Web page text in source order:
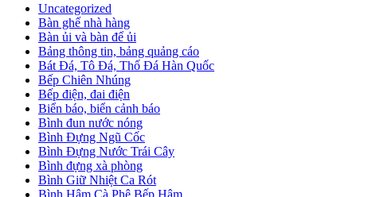
Uncategorized
Bàn ghế nhà hàng
Bàn ủi và bàn để ủi
Bảng thông tin, bảng quảng cáo
Bát Đá, Tô Đá, Thố Đá Hàn Quốc
Bếp Chiên Nhúng
Bếp điện, đai điện
Biển báo, biển cảnh báo
Bình đun nước nóng
Bình Đựng Ngũ Cốc
Bình Đựng Nước Trái Cây
Bình đựng xà phòng
Bình Giữ Nhiệt Ca Rót
Bình Hâm Cà Phê Bếp Hâm